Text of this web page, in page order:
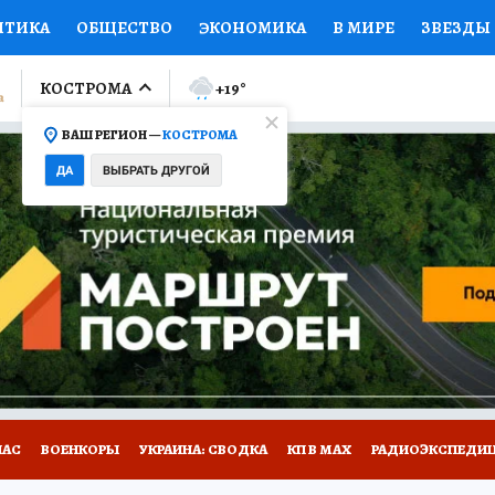
ОБЩЕСТВО ЭКОНОМИКА В МИРЕ ЗВЕЗДЫ
ПРОИСШЕСТВИЯ
ОТКРЫВАЕМ МИР Я ЗНАЮ СЕМЬЯ ЖЕНСКИЕ
ПРОМОКОДЫ СЕРИАЛЫ СПЕЦПРОЕКТЫ
КОЛЛЕКЦИИ КОНКУРСЫ РАБОТА У НАС
САЙТЕ
КОСТРОМА
ВАШ РЕГИОН —КОСТРОМА
ДА ВЫБРАТЬ ДРУГОЙ
+19°
ВОЕНКОРЫ УКРАИНА: СВОДКА КП В МАХ